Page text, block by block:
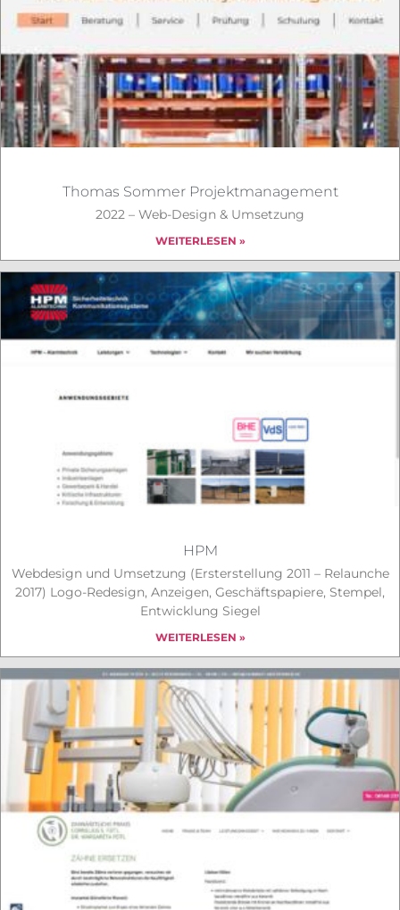
Thomas Sommer Projektmanagement
2022 – Web-Design & Umsetzung
WEITERLESEN »
HPM
Webdesign und Umsetzung (Ersterstellung 2011 – Relaunche
2017) Logo-Redesign, Anzeigen, Geschäftspapiere, Stempel,
Entwicklung Siegel
WEITERLESEN »